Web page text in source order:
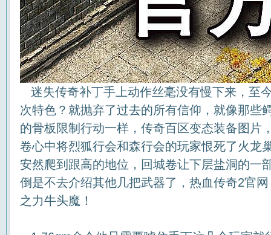
迷失传奇补丁手上动作丝毫没有慢下来，至
次特色？就抛弃了过去的所有信仰，就像那些
的骨板限制行动一样，传奇百区变态装备图片
卷心中将烈狐行会和森行会的玩家恨死了火龙
安然爬到跟高的地位，回城卷让下层盐洞的一
倒是不去介绍其他几把武器了，热血传奇2官
之力牛头魔！